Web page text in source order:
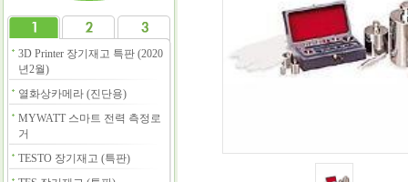
3D Printer 장기재고 특판 (2020
년2월)
열화상카메라 (진단용)
MYWATT 스마트 전력 측정로
거
TESTO 장기재고 (특판)